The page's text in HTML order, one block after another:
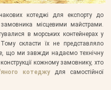
котеджі для експорту до
місцевими майстрами.
в морських контейнерах у
Тому скласти їх не представляло
що ми завжди надаємо технічну
кожному замовнику, хто
котеджудля самостійної